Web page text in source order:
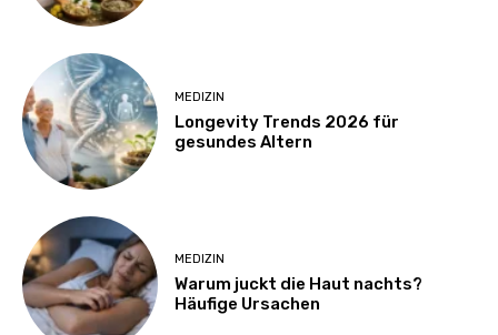
MEDIZIN
Longevity Trends 2026 für
gesundes Altern
MEDIZIN
Warum juckt die Haut nachts?
Häufige Ursachen